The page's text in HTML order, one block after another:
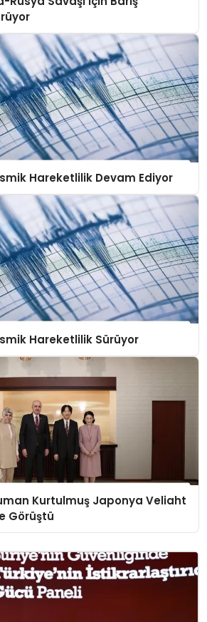
Hareketlilik Devam Ediyor
Hareketlilik Sürüyor
Kurtulmuş Japonya Veliaht
Görüştü